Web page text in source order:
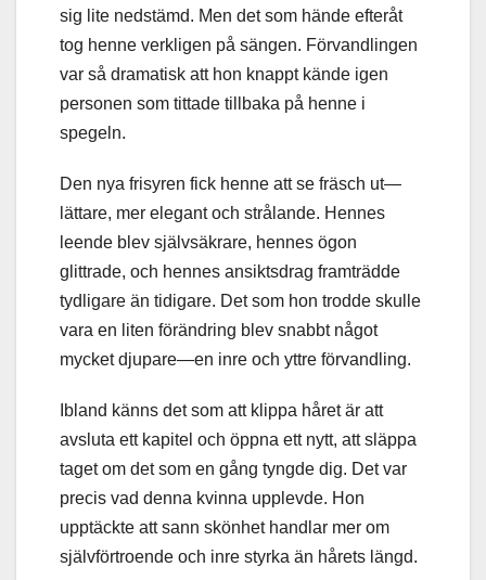
sig lite nedstämd. Men det som hände efteråt
tog henne verkligen på sängen. Förvandlingen
var så dramatisk att hon knappt kände igen
personen som tittade tillbaka på henne i
spegeln.
Den nya frisyren fick henne att se fräsch ut—
lättare, mer elegant och strålande. Hennes
leende blev självsäkrare, hennes ögon
glittrade, och hennes ansiktsdrag framträdde
tydligare än tidigare. Det som hon trodde skulle
vara en liten förändring blev snabbt något
mycket djupare—en inre och yttre förvandling.
Ibland känns det som att klippa håret är att
avsluta ett kapitel och öppna ett nytt, att släppa
taget om det som en gång tyngde dig. Det var
precis vad denna kvinna upplevde. Hon
upptäckte att sann skönhet handlar mer om
självförtroende och inre styrka än hårets längd.